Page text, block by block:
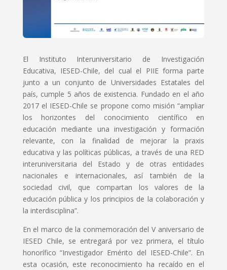
El Instituto Interuniversitario de Investigación
Educativa, IESED-Chile, del cual el PIIE forma parte
junto a un conjunto de Universidades Estatales del
país, cumple 5 años de existencia. Fundado en el año
2017 el IESED-Chile se propone como misión “ampliar
los horizontes del conocimiento científico en
educación mediante una investigación y formación
relevante, con la finalidad de mejorar la praxis
educativa y las políticas públicas, a través de una RED
interuniversitaria del Estado y de otras entidades
nacionales e internacionales, así también de la
sociedad civil, que compartan los valores de la
educación pública y los principios de la colaboración y
la interdisciplina”.
En el marco de la conmemoración del V aniversario de
IESED Chile, se entregará por vez primera, el título
honorífico “Investigador Emérito del IESED-Chile”. En
esta ocasión, este reconocimiento ha recaído en el